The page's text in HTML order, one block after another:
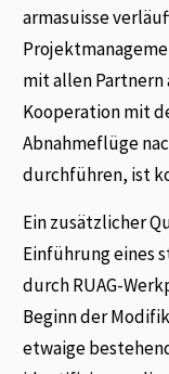
armasuisse
mit allen
Kooperation mit
Abnahmeflüge
durchführen, ist
Ein zusätzlicher
Einführung eines
durch RUAG-
Beginn der
etwaige